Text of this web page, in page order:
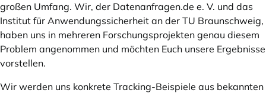
großen Umfang. Wir, der Datenanfragen.de e. V. und das
Institut für Anwendungssicherheit an der TU Braunschweig,
haben uns in mehreren Forschungsprojekten genau diesem
Problem angenommen und möchten Euch unsere Ergebnisse
vorstellen.
Wir werden uns konkrete Tracking-Beispiele aus bekannten